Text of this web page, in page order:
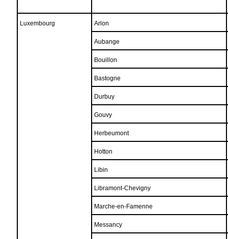
Luxembourg Arlon
Aubange
Bouillon
Bastogne
Durbuy
Gouvy
Herbeumont
Hotton
Libin
Libramont-Chevigny
Marche-en-Famenne
Messancy